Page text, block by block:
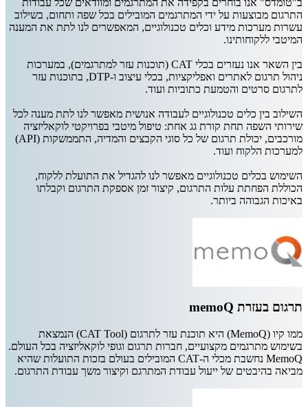
ב"טומדס" אנו בוחרים בקפידה את המתרגמים ומוודאים שכל עבודות
התרגום מבוצעות על ידי המתרגמים המובילים בכל שפה ותחום, בשילוב
עשרות מערכות מידע וכלים טכנולוגיים, המאפשרים לנו לתת את המענה
המיטבי ללקוחותינו.
בין השאר אנו נעזרים בכלי CAT (תוכנות עזר למתרגמים), במערכות
ניהול תרגום לאתרים ואפליקציות, בכלי עיצוב ו-DTP, בתוכנות עזר
לתרגום סרטים והטמעת כתוביות ועוד.
השילוב בין כלים טכנולוגיים לעבודה אנושית מאפשר לנו לתת מענה לכל
שירותי השפה תחת קורת גג אחת: טיפול מיטבי בפרויקטי לוקאליזציה
מורכבים, יכולת תרגום של כל סוגי הקבצים והמדיה, התממשקות (API)
למערכות הלקוח ועוד.
השימוש בכלים טכנולוגיים מאפשר לנו להגדיל את התועלת ללקוח,
הכוללת הפחתת עלות התרגום, קיצור זמן אספקת התרגום וקבלתו
באיכות הגבוהה ביותר.
תרגום בעזרת memoQ
ממו קיו (MemoQ) היא תוכנת עזר לתרגום (CAT Tool) הנמצאת
בשימוש מתרגמים מקצועיים, חברות תרגום וגופי לוקאליזציה בכל העולם.
MemoQ נחשבת מכלי ה-CAT המובילים בעולם בזכות התועלות שהיא
מביאה בהיבטים של ייעול עבודת המתרגם וקיצור משך עבודת התרגום.